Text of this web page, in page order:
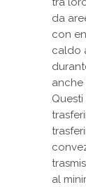
da
con
caldo
anche
al